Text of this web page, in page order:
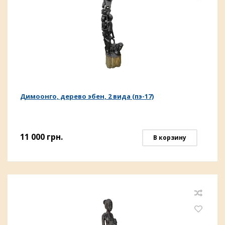
Димоонго, дерево эбен, 2 вида (пэ-17)
11 000 грн. В корзину